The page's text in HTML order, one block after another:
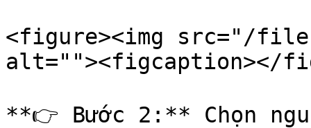
<figure><img src="/files/
alt=""><figcaption></
**👉 Bước 2:** Chọn